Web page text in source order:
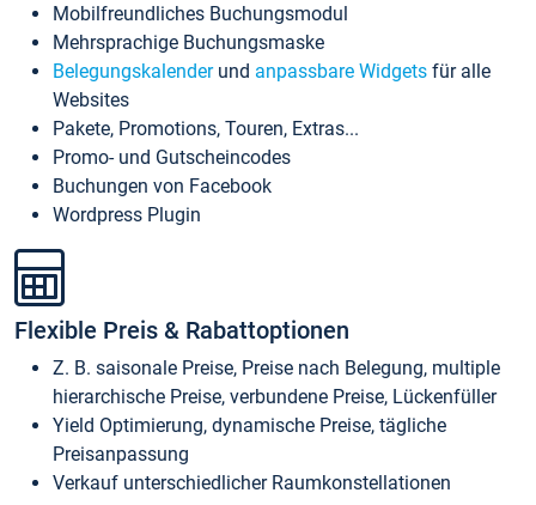
Mobilfreundliches Buchungsmodul
Mehrsprachige Buchungsmaske
Belegungskalenderund anpassbare Widgets für alle
Websites
Pakete, Promotions, Touren, Extras...
Promo- und Gutscheincodes
Buchungen von Facebook
Wordpress Plugin
Flexible Preis & Rabattoptionen
Z. B. saisonale Preise, Preise nach Belegung, multiple
hierarchische Preise, verbundene Preise, Lückenfüller
Yield Optimierung, dynamische Preise, tägliche
Preisanpassung
Verkauf unterschiedlicher Raumkonstellationen